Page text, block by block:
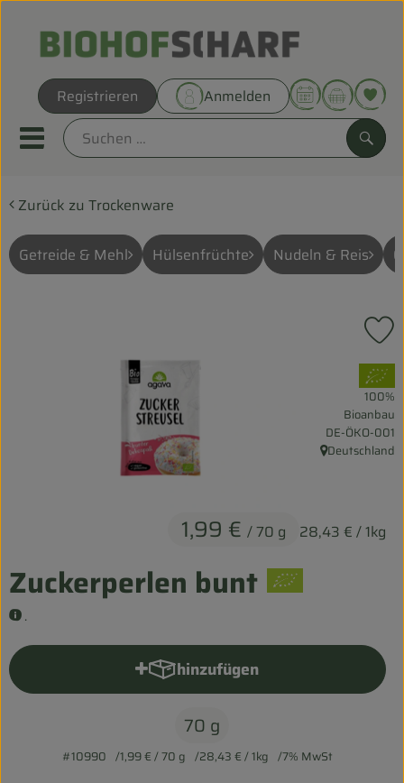
Registrieren Anmelden
Mobiles Menu öffnen oder
Direkt vom Hof
Biokörbe
Entspannt durch die FERIEN
Obst & Gemüse
Vorratskammer
Biohof erleben
Zurück zu Trockenware
Getreide & Mehl Hülsenfrüchte Nudeln & Reis
Zuckerperlen bunt
.
1,99 € / 70 g 28,43 € / 1kg
, Verband:
100%
Bioanbau
, Kontrollstelle:
DE-ÖKO-001
, Herkunft:
Deutschland
hinzufügen
Produkt zum Warenkorb
70 g
#10990 1,99 €/ 70 g 28,43 €/ 1kg 7% MwSt